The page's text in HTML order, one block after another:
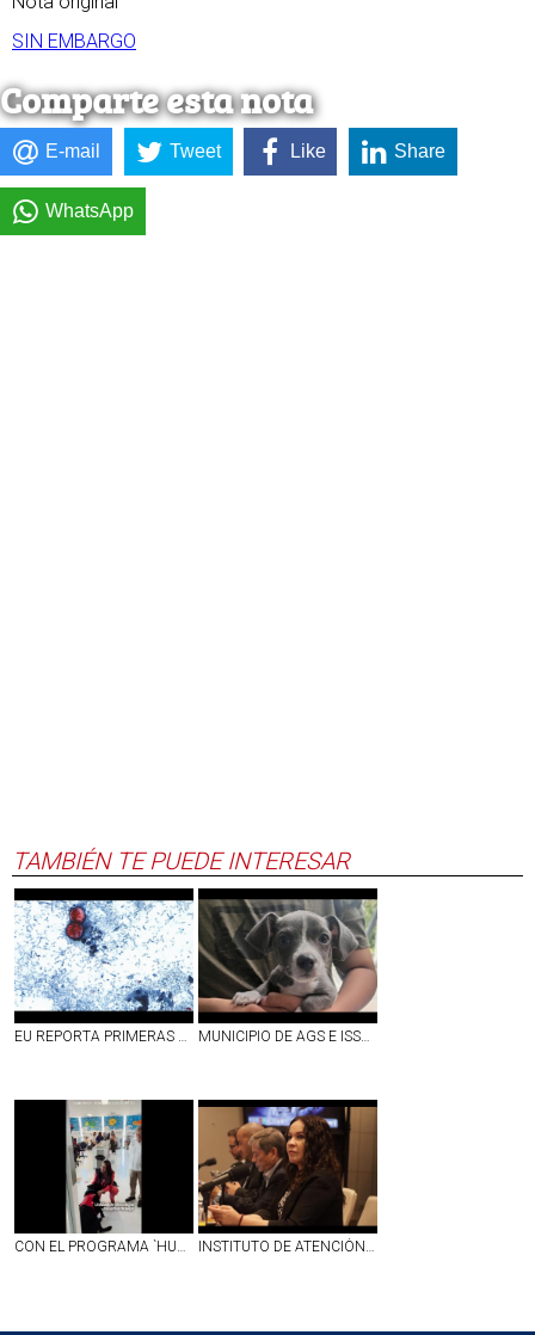
SIN EMBARGO
Comparte esta nota
E-mail Tweet Like Share
WhatsApp
TAMBIÉN TE PUEDE INTERESAR
EU REPORTA PRIMERAS DOS MUERTES POR `DIARREA EXPLOSIVA´ A CAUSA DE CYCLOSPORA; SUMAN MÁS DE 4 MIL CASOS CONFIRMADOS MUNICIPIO DE AGS E ISSEA REALIZARÁN ESTERILIZACIONES GRATUITAS EN LA COLONIA LA SOLEDAD
CON EL PROGRAMA `HUELLAS´ PERRITOS DE ASISTENCIA DARÁN APOYO EMOCIONAL A NIÑOS CON CÁNCER EN EL CHMH | VIDEO INSTITUTO DE ATENCIÓN INTEGRAL DE ENFERMEDADES RENALES COMIENZA A DAR RESULTADOS CON LA DISMINUCIÓN DE NUEVOS CASOS EN AGUASCALIENTES